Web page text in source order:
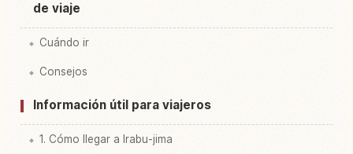
de viaje
Cuándo ir
Consejos
Información útil para viajeros
1. Cómo llegar a Irabu-jima